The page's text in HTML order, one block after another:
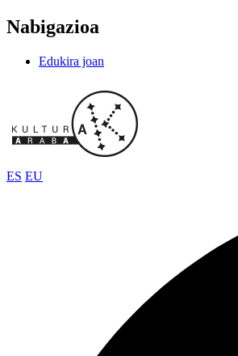
Nabigazioa
Edukira joan
ES EU